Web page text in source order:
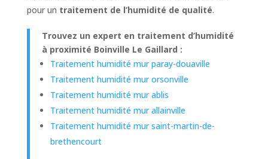
pour un traitement de l’humidité de qualité.
Trouvez un expert en traitement d’humidité
à proximité Boinville Le Gaillard :
Traitement humidité mur paray-douaville
Traitement humidité mur orsonville
Traitement humidité mur ablis
Traitement humidité mur allainville
Traitement humidité mur saint-martin-de-
brethencourt